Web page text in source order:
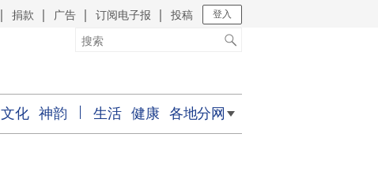
捐款 广告 订阅电子报 投稿 登入
文化 神韵 生活 健康 各地分网